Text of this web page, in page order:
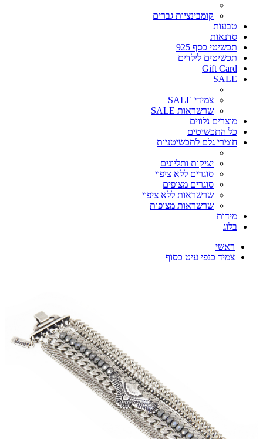
קומבינציות גברים
טבעות
סדנאות
תכשיטי כסף 925
תכשיטים לילדים
Gift Card
SALE
צמידי SALE
שרשראות SALE
מוצרים נלווים
כל התכשיטים
חומרי גלם לתכשיטניות
יציקות ותליונים
סוגרים ללא ציפוי
סוגרים מצופים
שרשראות ללא ציפוי
שרשראות מצופות
מידות
בלוג
ראשי
צמיד כנפי עיט כסוף